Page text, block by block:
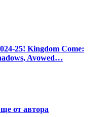
25! Kingdom Come:
Avowed…
от автора